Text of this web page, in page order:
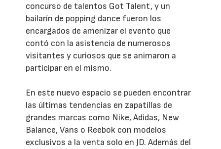
concurso de talentos Got Talent, y un
bailarín de popping dance fueron los
encargados de amenizar el evento que
contó con la asistencia de numerosos
visitantes y curiosos que se animaron a
participar en el mismo.
En este nuevo espacio se pueden encontrar
las últimas tendencias en zapatillas de
grandes marcas como Nike, Adidas, New
Balance, Vans o Reebok con modelos
exclusivos a la venta solo en JD. Además del